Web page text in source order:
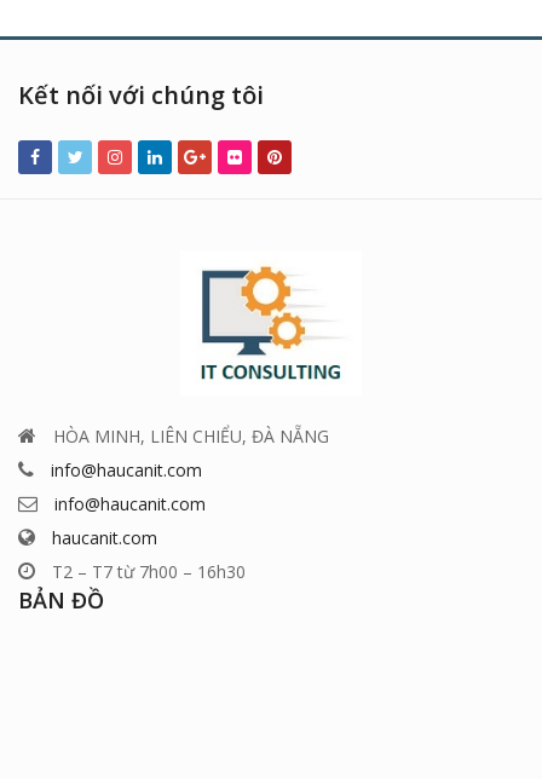
Kết nối với chúng tôi
HÒA MINH, LIÊN CHIỂU, ĐÀ NẴNG
info@haucanit.com
info@haucanit.com
haucanit.com
T2 – T7 từ 7h00 – 16h30
BẢN ĐỒ